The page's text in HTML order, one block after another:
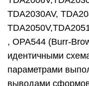
TDA2030AV,
, OPA544 (Burr-
идентичными
параметрами
выводами